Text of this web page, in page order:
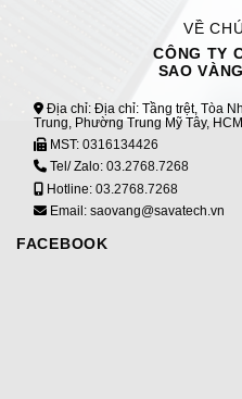
VỀ
CÔNG TY
SAO
Địa chỉ: Địa chỉ: Tầng trệt, Tòa
Trung, Phường Trung Mỹ Tây,
MST: 0316134426
Tel/ Zalo: 03.2768.7268
Hotline: 03.2768.7268
Email: saovang@savatech.vn
FACEBOOK